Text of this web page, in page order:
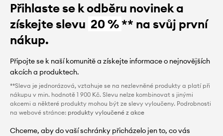
Přihlaste se k odběru novinek a
získejte slevu 20 %** na svůj první
nákup.
Připojte se k naší komunitě a získejte informace o nejnovějších
akcích a produktech.
**Sleva je jednorázová, vztahuje se na nezlevněné produkty a platí při
nákupu v min. hodnotě 1 900 Kč. Slevu nelze kombinovat s jinými
akcemi a některé produkty mohou být ze slevy vyloučeny. Podrobnosti
na webové stránce: produkty vyloučené z akce
Chceme, aby do vaší schránky přicházelo jen to, co vás